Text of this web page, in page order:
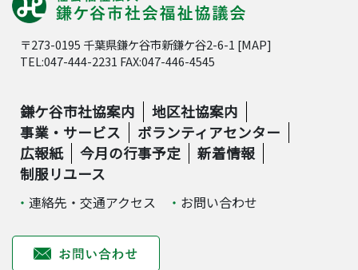
〒273-0195 千葉県鎌ケ谷市新鎌ケ谷2-6-1 [MAP]
TEL:047-444-2231 FAX:047-446-4545
鎌ケ谷市社協案内
地区社協案内
事業・サービス
ボランティアセンター
広報紙
今月の行事予定
新着情報
制服リユース
連絡先・交通アクセス お問い合わせ